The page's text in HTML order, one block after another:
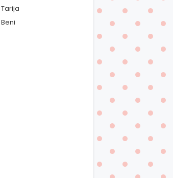
Tarija
Beni